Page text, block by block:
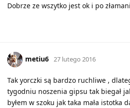
Dobrze ze wszytko jest ok i po
metiu6 27 lutego 2016
Tak yorczki są bardzo ruchliwe ,
tygodniu noszenia gipsu tak biegał
byłem w szoku jak taka mała istotka